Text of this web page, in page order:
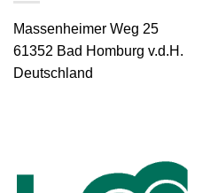
Massenheimer Weg 25
61352 Bad Homburg v.d.H.
Deutschland